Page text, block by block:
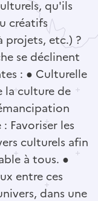
qu'ils
créatifs
projets, etc.) ?
se déclinent
: ● Culturelle
la culture de
Favoriser les
culturels afin
à tous. ●
entre ces
dans une